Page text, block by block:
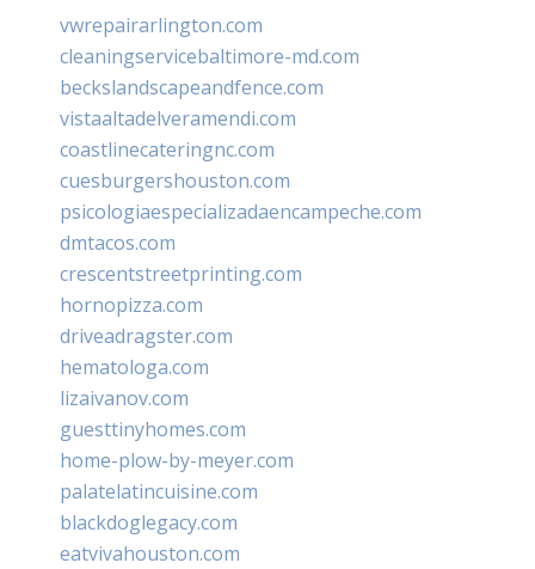
vwrepairarlington.com
cleaningservicebaltimore-md.com
beckslandscapeandfence.com
vistaaltadelveramendi.com
coastlinecateringnc.com
cuesburgershouston.com
psicologiaespecializadaencampeche.com
dmtacos.com
crescentstreetprinting.com
hornopizza.com
driveadragster.com
hematologa.com
lizaivanov.com
guesttinyhomes.com
home-plow-by-meyer.com
palatelatincuisine.com
blackdoglegacy.com
eatvivahouston.com